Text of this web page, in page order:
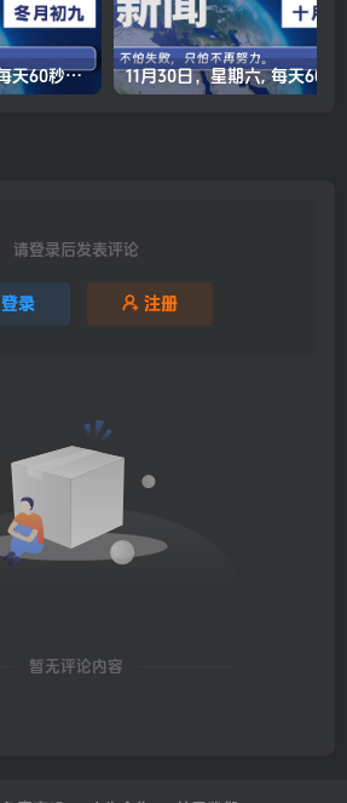
12月09日，星期一, 每天60秒读懂全世界！
请登录后发表评论
登录 注册
暂无评论内容